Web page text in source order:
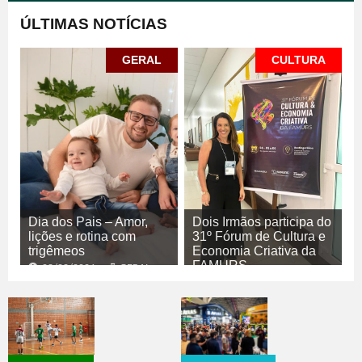
ÚLTIMAS NOTÍCIAS
GERAL
Dia dos Pais – Amor,
lições e rotina com
trigêmeos
08/08/2026 GERAL
CULTURA
Dois Irmãos participa do
31º Fórum de Cultura e
Economia Criativa da
FAMURS
CULTURA